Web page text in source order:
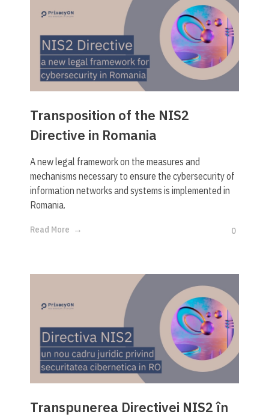
Transposition of the NIS2
Directive in Romania
A new legal framework on the measures and
mechanisms necessary to ensure the cybersecurity of
information networks and systems is implemented in
Romania.
Read More 0
Transpunerea Directivei NIS2 în